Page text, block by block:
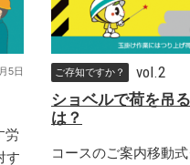
5日
労
す
ご存知ですか？ vol.2
ショベルで荷を吊
は？
コースのご案内移動